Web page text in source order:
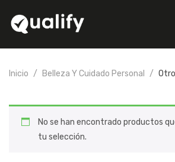
Inicio Belleza Y Cuidado Personal
No se han encontrado productos
tu selección.